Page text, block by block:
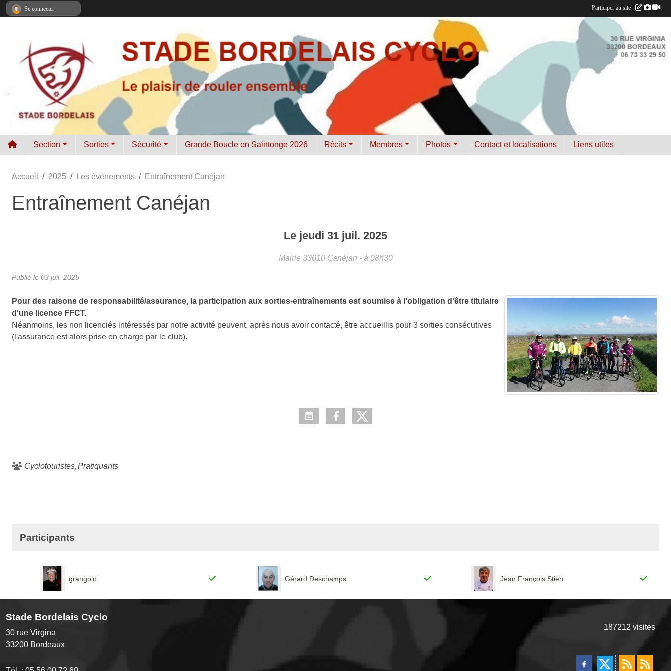
Section Sorties Sécurité Grande Boucle en Saintonge 2026 Récits Membres Photos Contact et localisations Liens utiles
Accueil 2025 Les évènements Entraînement Canéjan
Entraînement Canéjan
Le jeudi 31 juil. 2025
Mairie 33610 Canéjan - à 08h30
Publié le 03 juil. 2025
Pour des raisons de responsabilité/assurance, la participation aux sorties-entraînements est soumise à l'obligation d'être titulaire
d'une licence FFCT.
Néanmoins, les non licenciés intéressés par notre activité peuvent, après nous avoir contacté, être accueillis pour 3 sorties consécutives
(l'assurance est alors prise en charge par le club).
Cyclotouristes Pratiquants
Participants
grangolo Gérard Deschamps Jean François Stien
Stade Bordelais Cyclo
30 rue Virgina
33200 Bordeaux
187212 visites
Se connecter Participer au site :
Panneau de gestion des cookies